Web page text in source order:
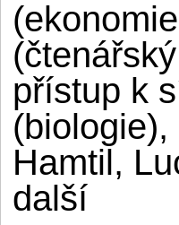
přístup k
Hamtil,
další